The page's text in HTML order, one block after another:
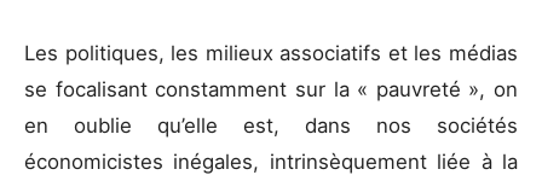
Les politiques, les milieux associatifs et les médias
se focalisant constamment sur la « pauvreté », on
en oublie qu’elle est, dans nos sociétés
économicistes inégales, intrinsèquement liée à la